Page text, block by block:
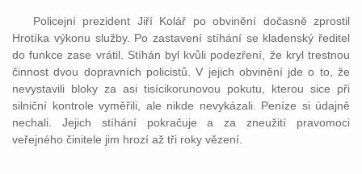
Policejní prezident Jiří Kolář po obvinění dočasně zprostil
Hrotíka výkonu služby. Po zastavení stíhání se kladenský ředitel
do funkce zase vrátil. Stíhán byl kvůli podezření, že kryl trestnou
činnost dvou dopravních policistů. V jejich obvinění jde o to, že
nevystavili bloky za asi tisícikorunovou pokutu, kterou sice při
silniční kontrole vyměřili, ale nikde nevykázali. Peníze si údajně
nechali. Jejich stíhání pokračuje a za zneužití pravomoci
veřejného činitele jim hrozí až tři roky vězení.